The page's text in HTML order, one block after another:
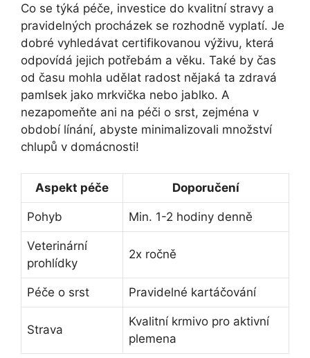
Co se týká péče, investice do kvalitní stravy a
pravidelných procházek se rozhodně vyplatí. Je
dobré vyhledávat certifikovanou výživu, která
odpovídá jejich potřebám a věku. Také by čas
od času mohla udělat radost nějaká ta zdravá
pamlsek jako mrkvička nebo jablko. A
nezapomeňte ani na péči o srst, zejména v
období línání, abyste minimalizovali množství
chlupů v domácnosti!
Aspekt péče Doporučení
Pohyb Min. 1-2 hodiny denně
Veterinární
prohlídky
2x ročně
Péče o srst Pravidelné kartáčování
Strava
Kvalitní krmivo pro aktivní
plemena